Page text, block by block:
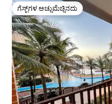
ಗೆಸ್ಟ್‌ಗಳ ಅಚ್ಚುಮೆಚ್ಚಿನದು
ಗೆಸ್ಟ್‌ಗಳ ಅಚ್ಚುಮೆಚ್ಚಿನದು